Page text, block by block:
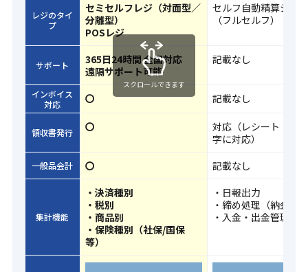
レジのタイ
プ
セミセルフレジ（対面型／
分離型）
POSレジ
セルフ自動精算シス
（フルセルフ）
サポート
365日24時間 全国対応
遠隔サポート可能
記載なし
インボイス
対応
〇 記載なし
領収書発行 〇
対応（レシート・領
字に対応）
一般品会計 〇 記載なし
集計機能
・決済種別
・税別
・商品別
・保険種別（社保/国保
等）
・日報出力
・締め処理（納金）
・入金・出金管理
スクロールできます